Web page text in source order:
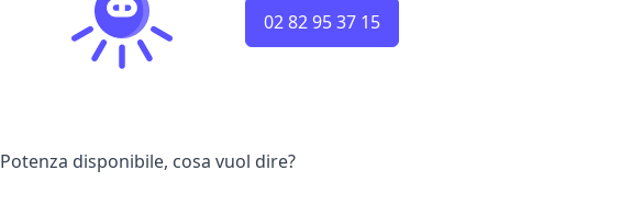
02 82 95 37 15
Potenza disponibile, cosa vuol dire?